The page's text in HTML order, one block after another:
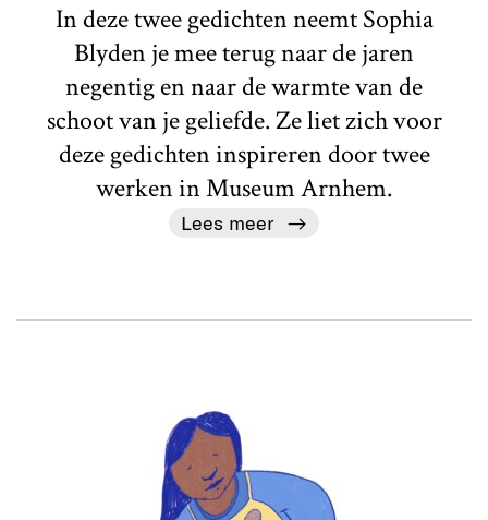
In deze twee gedichten neemt Sophia
Blyden je mee terug naar de jaren
negentig en naar de warmte van de
schoot van je geliefde. Ze liet zich voor
deze gedichten inspireren door twee
werken in Museum Arnhem.
Lees meer